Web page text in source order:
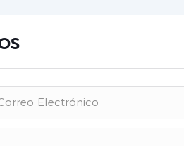
Electrónico